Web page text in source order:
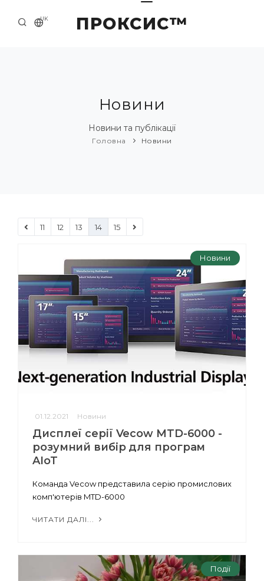
ПРОКСИС™
UK
ПРИКЛАДИ ТА РІШЕННЯ
Новини
Новини та публікації
Головна Новини
11 12 13 14 15
Новини
01.12.2021 Новини
Дисплеї серії Vecow MTD-6000 -
розумний вибір для програм
AIoT
Команда Vecow представила серію промислових
комп'ютерів MTD-6000
ЧИТАТИ ДАЛІ...
Події